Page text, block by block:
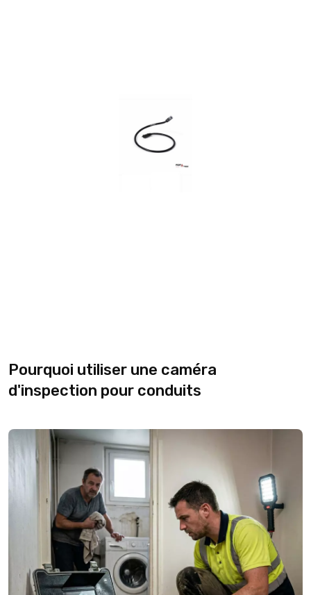
Pourquoi utiliser une caméra
d'inspection pour conduits